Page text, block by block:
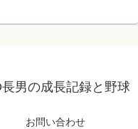
男の成長記録と野球
お問い合わせ